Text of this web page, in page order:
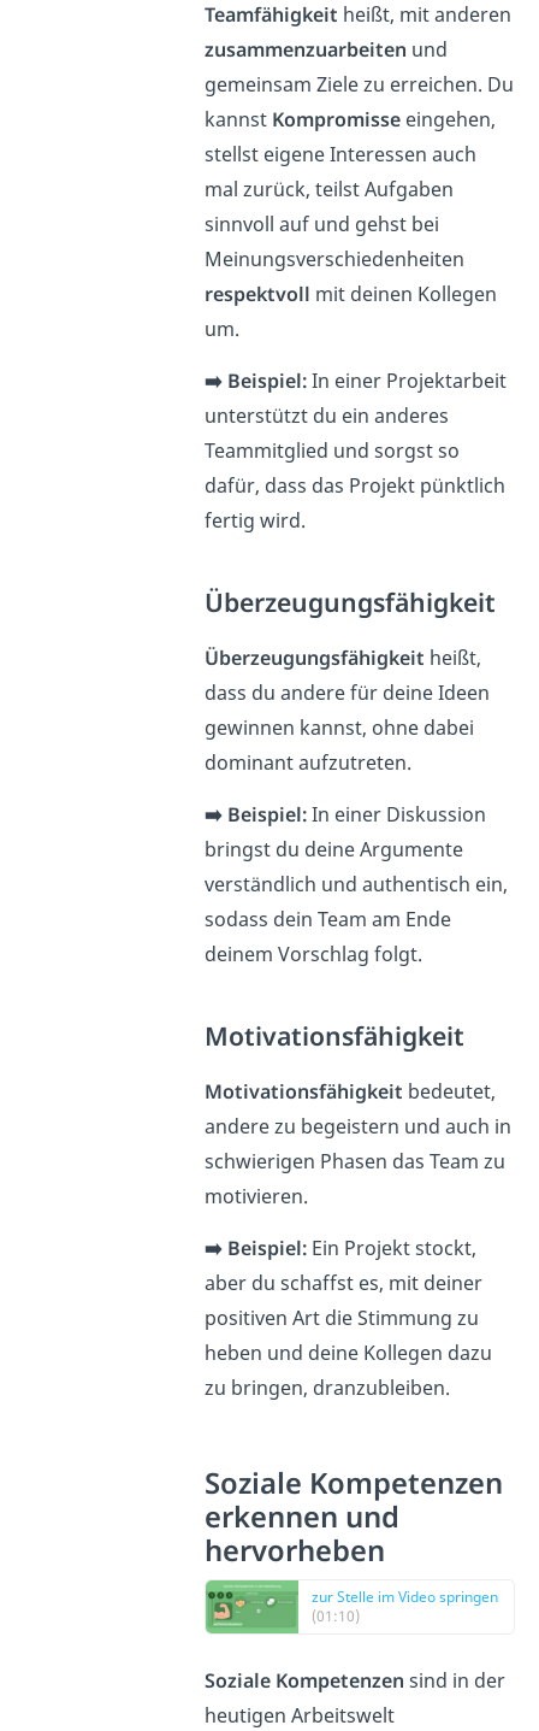
Teamfähigkeit heißt, mit anderen
zusammenzuarbeiten und
gemeinsam Ziele zu erreichen. Du
kannst Kompromisse eingehen,
stellst eigene Interessen auch
mal zurück, teilst Aufgaben
sinnvoll auf und gehst bei
Meinungsverschiedenheiten
respektvoll mit deinen Kollegen
um.
➡️ Beispiel:In einer Projektarbeit
unterstützt du ein anderes
Teammitglied und sorgst so
dafür, dass das Projekt pünktlich
fertig wird.
Überzeugungsfähigkeit
Überzeugungsfähigkeit heißt,
dass du andere für deine Ideen
gewinnen kannst, ohne dabei
dominant aufzutreten.
➡️ Beispiel:In einer Diskussion
bringst du deine Argumente
verständlich und authentisch ein,
sodass dein Team am Ende
deinem Vorschlag folgt.
Motivationsfähigkeit
Motivationsfähigkeit bedeutet,
andere zu begeistern und auch in
schwierigen Phasen das Team zu
motivieren.
➡️ Beispiel: Ein Projekt stockt,
aber du schaffst es, mit deiner
positiven Art die Stimmung zu
heben und deine Kollegen dazu
zu bringen, dranzubleiben.
Soziale Kompetenzen
erkennen und
hervorheben
zur Stelle im Video springen
(01:10)
Soziale Kompetenzen sind in der
heutigen Arbeitswelt